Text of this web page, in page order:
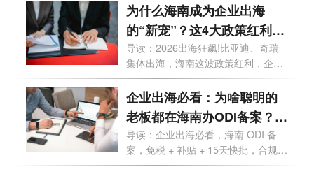
为什么海南成为企业出海
的“新宠”？这4大政策红利
90%老板不知道
导读：2026出海狂飙!比亚迪、奇瑞
集体出海，海南这波政策红利，企业
老板再...
企业出海必看：为啥聪明的
老板都在海南办ODI备案？这
5大红利太香
导读：企业出海必看，海南 ODI 备
案，免税 + 补贴 + 15天快批，合规出
海一步...